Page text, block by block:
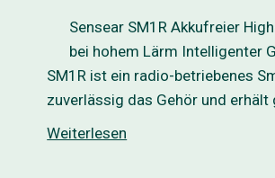
Sensear SM1R Akkufreier
bei hohem Lärm Intelligenter
SM1R ist ein radio-betriebenes
zuverlässig das Gehör und
Weiterlesen